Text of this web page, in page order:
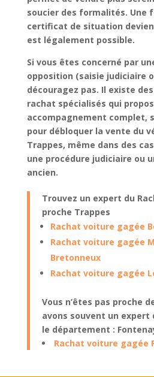
soucier des formalités. Une
certificat de situation
est légalement possible.
Si vous êtes concerné par
opposition (saisie judiciaire
découragez pas. Il existe
rachat spécialisés qui
accompagnement complet,
pour débloquer la vente du
Trappes, même dans des
une procédure judiciaire ou
ancien.
Trouvez un expert du
proche Trappes
Rachat voiture gagée
Rachat voiture gagée
Bretonneux
Rachat voiture gagée
Vous n’êtes pas proche
avons souvent un expert
le département :
Rachat voiture gagée